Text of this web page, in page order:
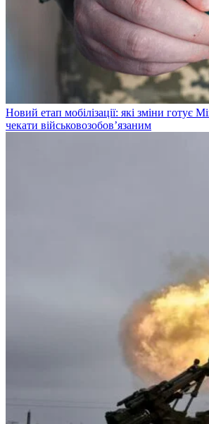
Новий етап мобілізації: які зміни готує
чекати військовозобов’язаним